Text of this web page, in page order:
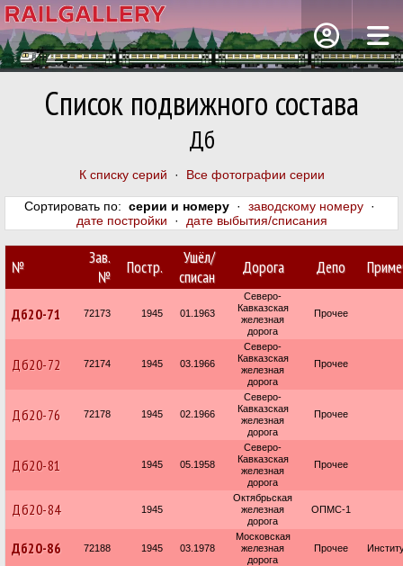
Список подвижного состава
Дб
К списку серий · Все фотографии серии
Сортировать по: серии и номеру · заводскому номеру ·
дате постройки · дате выбытия/списания
№
Зав.
№
Постр.
Ушёл/
списан
Дорога Депо
Дб20-71 72173 1945 01.1963
Северо-
Кавказская
железная
дорога
Прочее
Дб20-72 72174 1945 03.1966
Северо-
Кавказская
железная
дорога
Прочее
Дб20-76 72178 1945 02.1966
Северо-
Кавказская
железная
дорога
Прочее
Дб20-81 1945 05.1958
Северо-
Кавказская
железная
дорога
Прочее
Дб20-84 1945
Октябрьская
железная
дорога
ОПМС-1
Дб20-86 72188 1945 03.1978
Московская
железная
дорога
Прочее